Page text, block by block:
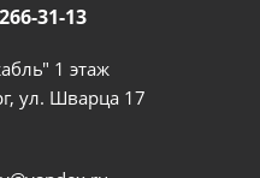
31-13
1 этаж
ул. Шварца 17